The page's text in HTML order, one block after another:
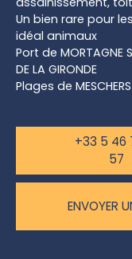
Un bien rare pour
idéal animaux
Port de MORTAGNE
DE LA GIRONDE
Plages de
+33 5 46
57
ENVOYER